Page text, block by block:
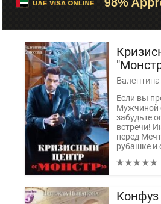
Если вы
Мужчиной
забудьте
встречи!
перед
рубашке и